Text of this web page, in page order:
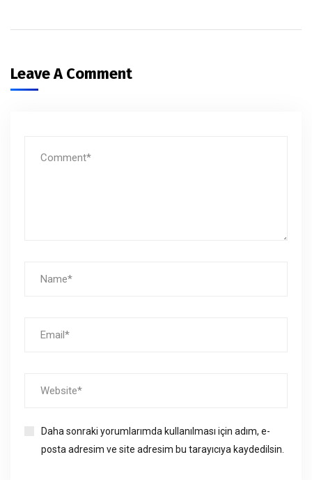
Leave A Comment
Daha sonraki yorumlarımda kullanılması için adım, e-
posta adresim ve site adresim bu tarayıcıya kaydedilsin.